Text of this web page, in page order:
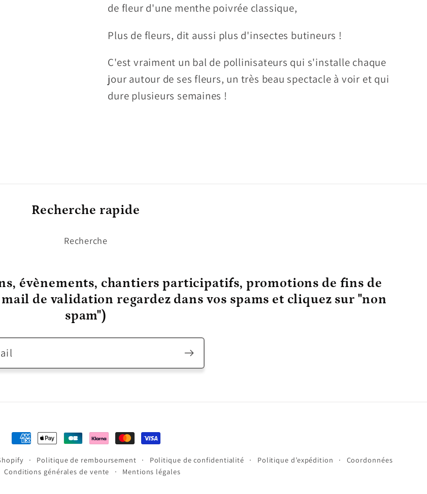
de fleur d'une menthe poivrée classique,
Plus de fleurs, dit aussi plus d'insectes butineurs !
C'est vraiment un bal de pollinisateurs qui s'installe chaque
jour autour de ses fleurs, un très beau spectacle à voir et qui
dure plusieurs semaines !
Recherche rapide
Recherche
évènements, chantiers participatifs, promotions de fins de
de validation regardez dans vos spams et cliquez sur "non
spam")
Moyens
de
paiement
Politique de remboursement Politique de confidentialité Politique d’expédition
Coordonnées
Conditions générales de vente
Mentions légales